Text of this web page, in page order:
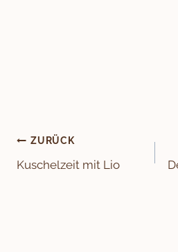
ZURÜCK
Kuschelzeit mit Lio